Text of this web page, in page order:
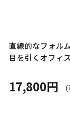
直線的なフォル
目を引くオフィ
17,800円